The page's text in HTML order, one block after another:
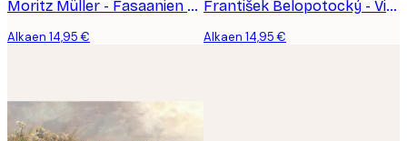
Moritz Müller - Fasaanien Metsästys Juliste
Alkaen 14,95 €
František Belopotocký - Villiankojen Metsästys Juliste
Alkaen 14,95 €